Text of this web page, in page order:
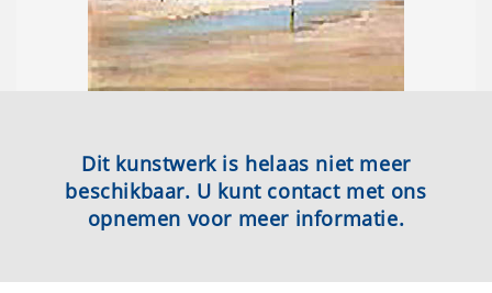
Dit kunstwerk is helaas niet meer
beschikbaar. U kunt contact met ons
opnemen voor meer informatie.